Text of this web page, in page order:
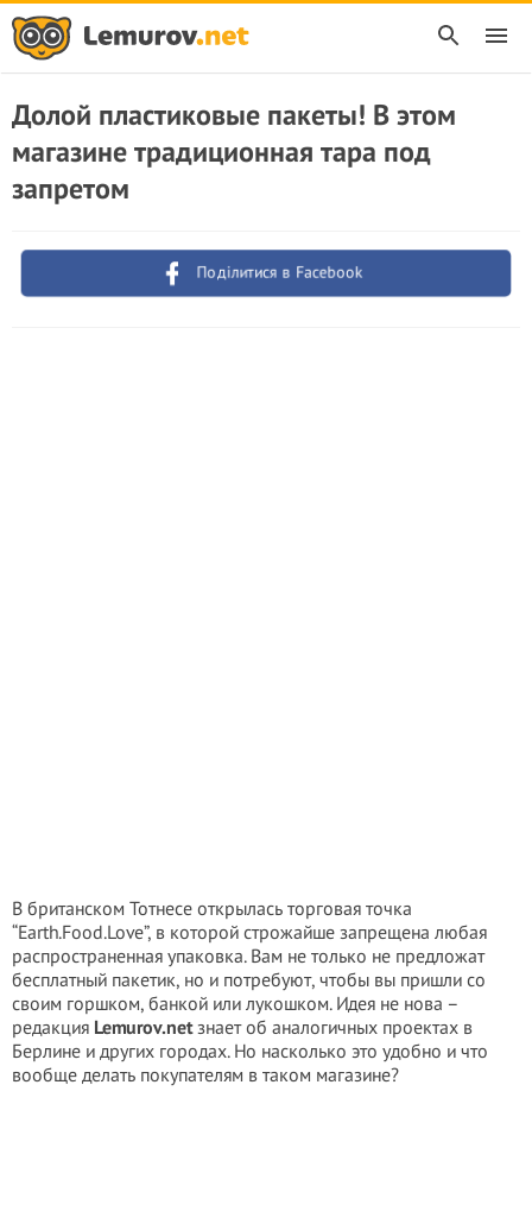
Долой пластиковые пакеты! В этом
магазине традиционная тара под
запретом
Поділитися в Facebook
В британском Тотнесе открылась торговая точка
“Earth.Food.Love”, в которой строжайше запрещена любая
распространенная упаковка. Вам не только не предложат
бесплатный пакетик, но и потребуют, чтобы вы пришли со
своим горшком, банкой или лукошком. Идея не нова –
редакция Lemurov.netзнает об аналогичных проектах в
Берлине и других городах. Но насколько это удобно и что
вообще делать покупателям в таком магазине?